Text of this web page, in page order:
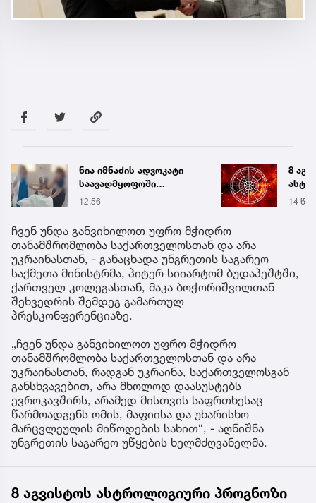
8 აგვისტოს
ასტროლოგიური
პროგნოზი
14 წუთის წინ
„თუ
16:55
ჩვენ უნდა განვიხილოთ უფრო მჭიდრო
თანამშრომლობა საქართველოსთან და არა
უკრაინასთან, - განაცხადა უნგრეთის საგარეო
საქმეთა მინისტრმა, პიტერ სიიარტომ ბუდაპეშტში,
ქართველ კოლეგასთან, მაკა ბოჭორიშვილთან
შეხვედრის შემდეგ გამართულ
პრესკონფერენციაზე.
„ჩვენ უნდა განვიხილოთ უფრო მჭიდრო
თანამშრომლობა საქართველოსთან და არა
უკრაინასთან, რადგან უკრაინა, საქართველოსგან
განსხვავებით, არა მხოლოდ დაასუსტებს
ევროკავშირს, არამედ მისთვის საფრთხესაც
წარმოადგენს ომის, მაფიისა და უხარისხო
მარცვლეულის მიწოდების სახით“, - აღნიშნა
უნგრეთის საგარეო უწყების ხელმძღვანელმა.
8 აგვისტოს ასტროლოგიური პროგნოზი